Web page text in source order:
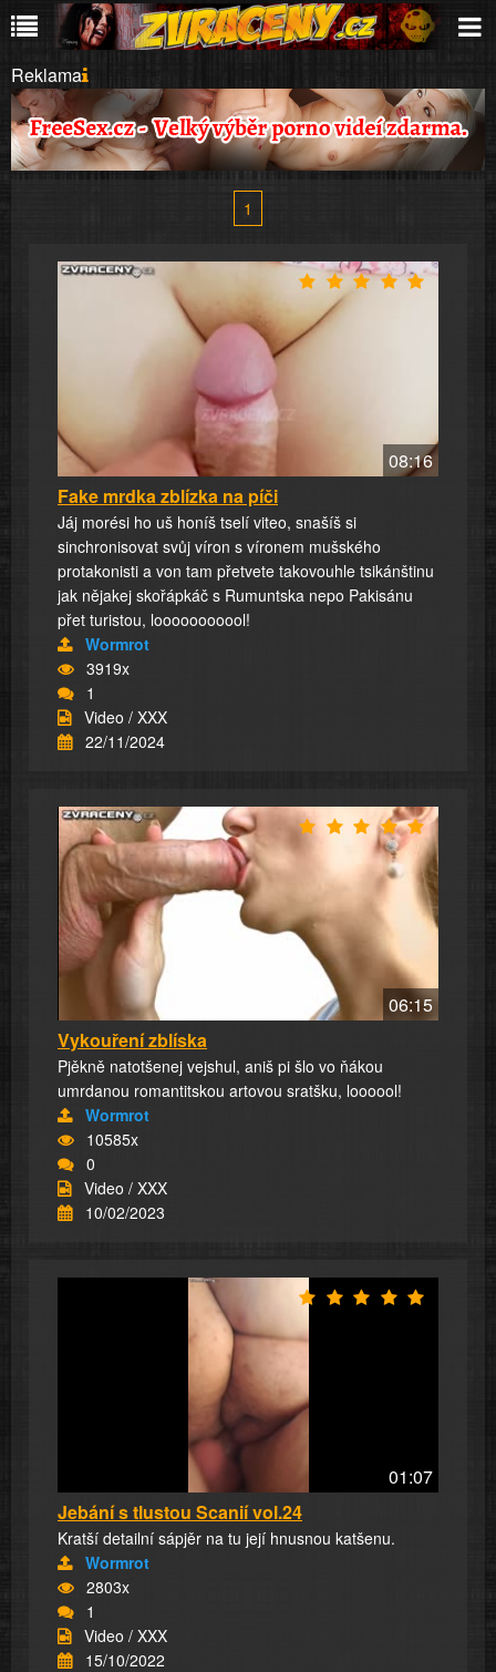
Reklama
1
08:16
Fake mrdka zblízka na píči
Jáj morési ho uš honíš tselí viteo, snašíš si
sinchronisovat svůj víron s víronem mušského
protakonisti a von tam přetvete takovouhle tsikánštinu
jak nějakej skořápkáč s Rumuntska nepo Pakisánu
přet turistou, looooooooool!
Wormrot
3919x
1
Video / XXX
22/11/2024
06:15
Vykouření zblíska
Pjěkně natotšenej vejshul, aniš pi šlo vo ňákou
umrdanou romantitskou artovou sratšku, loooool!
Wormrot
10585x
0
Video / XXX
10/02/2023
01:07
Jebání s tlustou Scanií vol.24
Kratší detailní sápjěr na tu její hnusnou katšenu.
Wormrot
2803x
1
Video / XXX
15/10/2022